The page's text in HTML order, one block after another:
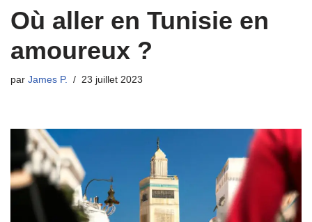
Où aller en Tunisie en
amoureux ?
par James P. 23 juillet 2023